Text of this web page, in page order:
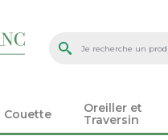
Couette
Oreiller et
Traversin